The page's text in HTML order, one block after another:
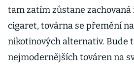
tam zatím zůstane zachovaná
cigaret, továrna se přemění
nikotinových alternativ. Bude
nejmodernějších továren na